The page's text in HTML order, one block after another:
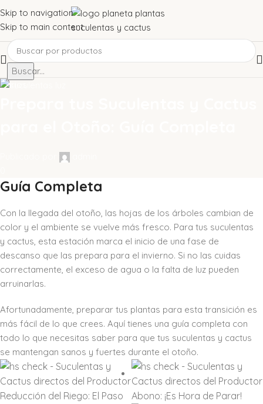
Skip to navigation
Skip to main content
Buscar...
Varios
Guía Completa
Con la llegada del otoño, las hojas de los árboles cambian de
color y el ambiente se vuelve más fresco. Para tus suculentas
y cactus, esta estación marca el inicio de una fase de
descanso que las prepara para el invierno. Si no las cuidas
correctamente, el exceso de agua o la falta de luz pueden
arruinarlas.
Afortunadamente, preparar tus plantas para esta transición es
más fácil de lo que crees. Aquí tienes una guía completa con
todo lo que necesitas saber para que tus suculentas y cactus
se mantengan sanos y fuertes durante el otoño.
Reducción del Riego: El Paso
Abono: ¡Es Hora de Parar!